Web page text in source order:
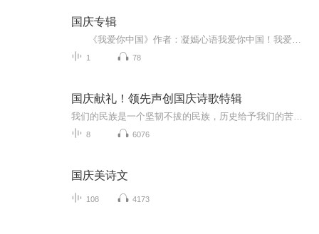
国庆专辑
1 78
国庆献礼！领先声创国庆诗歌特辑
8 6076
国庆美诗文
108 4173